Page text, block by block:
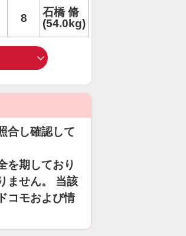
8
石橋 脩
(54.0kg)
合し確認して
を期しており
ません。 当該
コモおよび情